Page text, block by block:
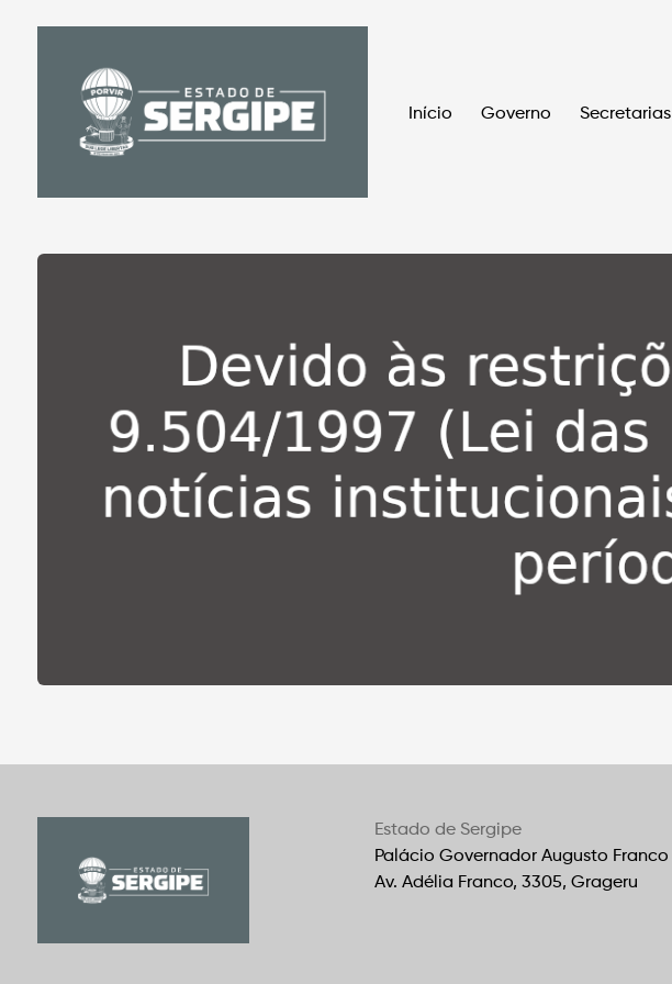
Início Governo Secretarias
Estado de Sergipe
Palácio Governador Augusto Franco
Av. Adélia Franco, 3305, Grageru